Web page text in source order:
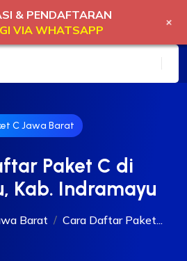
C Jawa Barat
Paket C di
Kab. Indramayu
Barat Cara Daftar Paket...
& PENDAFTARAN
VIA WHATSAPP
+